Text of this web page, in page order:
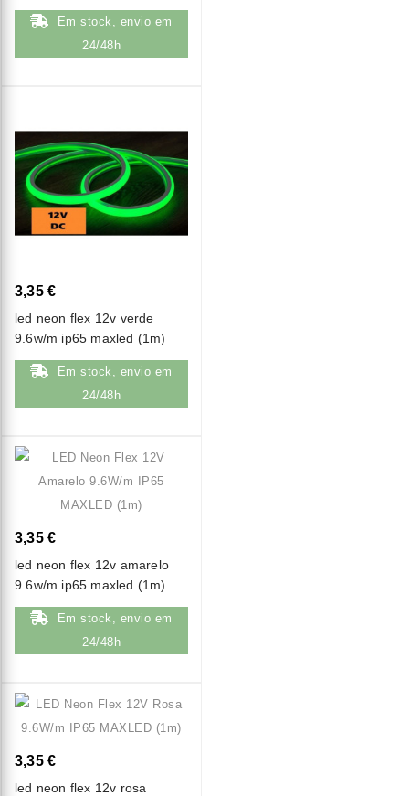
Em stock, envio em
24/48h
3,35 €
led neon flex 12v verde
9.6w/m ip65 maxled (1m)
Em stock, envio em
24/48h
3,35 €
led neon flex 12v amarelo
9.6w/m ip65 maxled (1m)
Em stock, envio em
24/48h
3,35 €
led neon flex 12v rosa